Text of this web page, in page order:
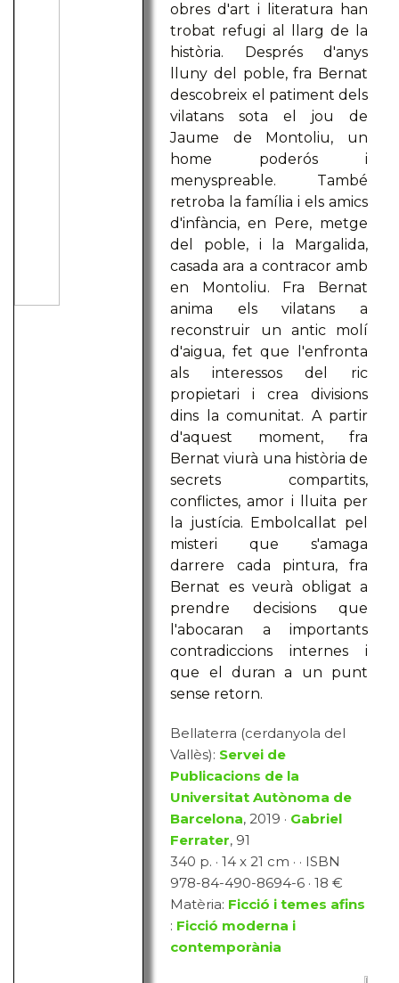
obres d'art i literatura han
trobat refugi al llarg de la
història. Després d'anys
lluny del poble, fra Bernat
descobreix el patiment dels
vilatans sota el jou de
Jaume de Montoliu, un
home poderós i
menyspreable. També
retroba la família i els amics
d'infància, en Pere, metge
del poble, i la Margalida,
casada ara a contracor amb
en Montoliu. Fra Bernat
anima els vilatans a
reconstruir un antic molí
d'aigua, fet que l'enfronta
als interessos del ric
propietari i crea divisions
dins la comunitat. A partir
d'aquest moment, fra
Bernat viurà una història de
secrets compartits,
conflictes, amor i lluita per
la justícia. Embolcallat pel
misteri que s'amaga
darrere cada pintura, fra
Bernat es veurà obligat a
prendre decisions que
l'abocaran a importants
contradiccions internes i
que el duran a un punt
sense retorn.
Bellaterra (cerdanyola del
Vallès): Servei de
Publicacions de la
Universitat Autònoma de
Barcelona, 2019 · Gabriel
Ferrater, 91
340 p. · 14 x 21 cm · · ISBN
978-84-490-8694-6 · 18 €
Matèria: Ficció i temes afins
: Ficció moderna i
contemporània